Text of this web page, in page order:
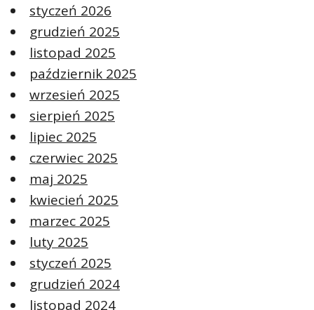
styczeń 2026
grudzień 2025
listopad 2025
październik 2025
wrzesień 2025
sierpień 2025
lipiec 2025
czerwiec 2025
maj 2025
kwiecień 2025
marzec 2025
luty 2025
styczeń 2025
grudzień 2024
listopad 2024